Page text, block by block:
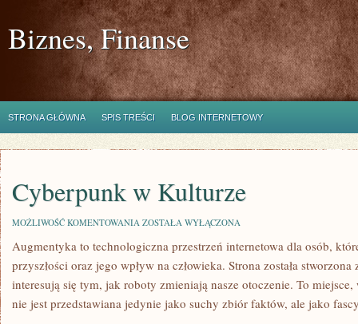
Biznes, Finanse
STRONA GŁÓWNA SPIS TREŚCI BLOG INTERNETOWY
Cyberpunk w Kulturze
MOŻLIWOŚĆ KOMENTOWANIA CYBERPUNK
KULTURZE
ZOSTAŁA WYŁĄCZONA
Augmentyka to technologiczna przestrzeń internetowa dla osób,
przyszłości oraz jego wpływ na człowieka. Strona została
interesują się tym, jak roboty zmieniają nasze otoczenie. To
nie jest przedstawiana jedynie jako suchy zbiór faktów, ale jako